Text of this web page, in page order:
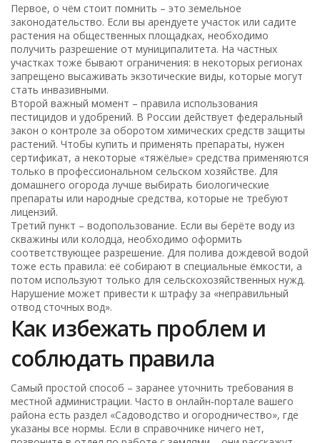
Первое, о чём стоит помнить – это земельное
законодательство. Если вы арендуете участок или садите
растения на общественных площадках, необходимо
получить разрешение от муниципалитета. На частных
участках тоже бывают ограничения: в некоторых регионах
запрещено высаживать экзотические виды, которые могут
стать инвазивными.
Второй важный момент – правила использования
пестицидов и удобрений. В России действует федеральный
закон о контроле за оборотом химических средств защиты
растений. Чтобы купить и применять препараты, нужен
сертификат, а некоторые «тяжёлые» средства применяются
только в профессиональном сельском хозяйстве. Для
домашнего огорода лучше выбирать биологические
препараты или народные средства, которые не требуют
лицензий.
Третий пункт – водопользование. Если вы берёте воду из
скважины или колодца, необходимо оформить
соответствующее разрешение. Для полива дождевой водой
тоже есть правила: её собирают в специальные ёмкости, а
потом используют только для сельскохозяйственных нужд.
Нарушение может привести к штрафу за «неправильный
отвод сточных вод».
Как избежать проблем и
соблюдать правила
Самый простой способ – заранее уточнить требования в
местной администрации. Часто в онлайн‑портале вашего
района есть раздел «Садоводство и огородничество», где
указаны все нормы. Если в справочнике ничего нет,